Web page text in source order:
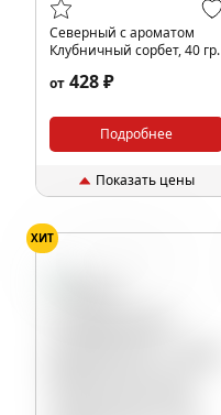
Северный с ароматом
Клубничный сорбет, 40 гр.
от 428 ₽
Подробнее
Показать цены
ХИТ